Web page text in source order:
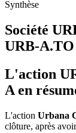
Synthèse
Société
URB-A.TO
L'action
A en
L'action Urbana
clôture, après